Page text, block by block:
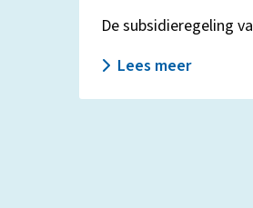
De subsidieregeling
Lees meer